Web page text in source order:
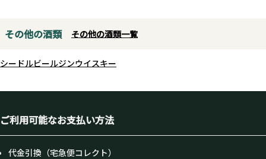
その他の酒類 その他の酒類一覧
シードルビールジンウイスキー
ご利用可能なお支払い方法
代金引換（宅急便コレクト）